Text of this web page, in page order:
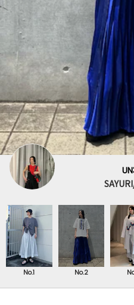
No.1 No.2